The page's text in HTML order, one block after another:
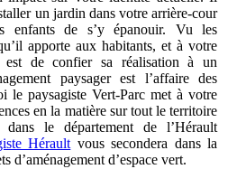
un jardin dans votre arrière-cour
enfants de s’y épanouir. Vu les
apporte aux habitants, et à votre
est de confier sa réalisation à un
paysager est l’affaire des
le paysagiste Vert-Parc met à votre
en la matière sur tout le territoire
le département de l’Hérault
Héraultvous secondera dans la
d’aménagement d’espace vert.